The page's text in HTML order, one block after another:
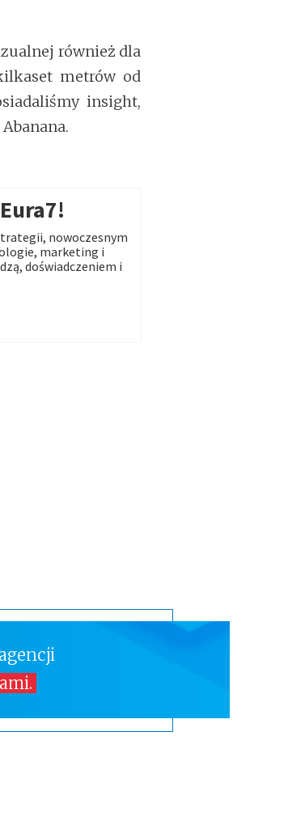
również dla
metrów od
insight,
nowoczesnym
marketing i
doświadczeniem i